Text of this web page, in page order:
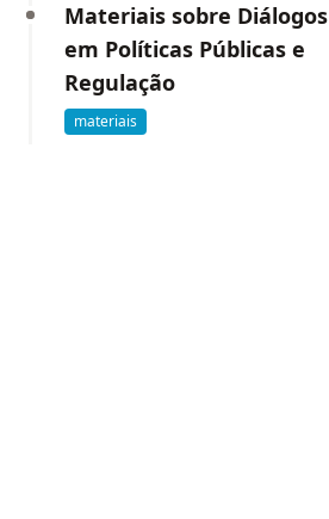
Materiais sobre Diálogos
em Políticas Públicas e
Regulação
materiais